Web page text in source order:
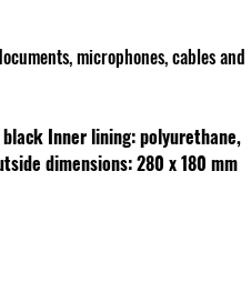
microphones, cables and
Inner lining: polyurethane,
dimensions: 280 x 180 mm